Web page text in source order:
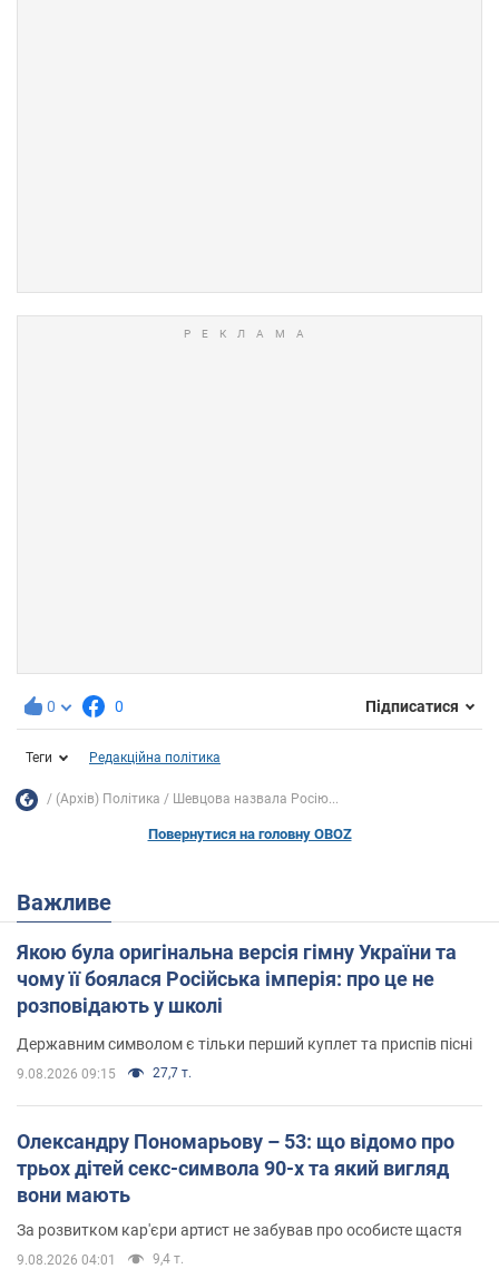
0 0 Підписатися
Теги Редакційна політика
(Архів) Політика Шевцова назвала Росію...
Повернутися на головну OBOZ
Важливе
Якою була оригінальна версія гімну України та
чому її боялася Російська імперія: про це не
розповідають у школі
Державним символом є тільки перший куплет та приспів пісні
9.08.2026 09:15 27,7 т.
Олександру Пономарьову – 53: що відомо про
трьох дітей секс-символа 90-х та який вигляд
вони мають
За розвитком кар'єри артист не забував про особисте щастя
9.08.2026 04:01 9,4 т.